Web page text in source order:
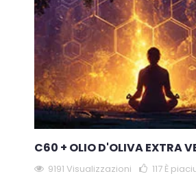
C60 + OLIO D'OLIVA EXTRA
9191 Visualizzazioni 117 È